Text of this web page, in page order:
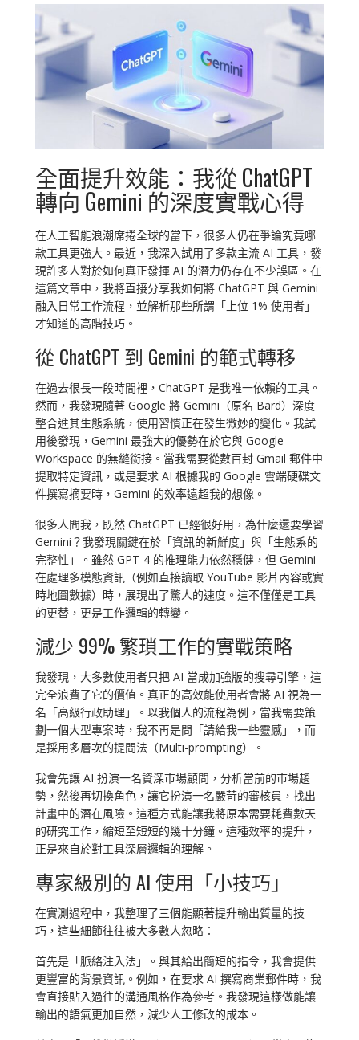
全面提升效能：我從 ChatGPT
轉向 Gemini 的深度實戰心得
在人工智能浪潮席捲全球的當下，很多人仍在爭論究竟哪
款工具更強大。最近，我深入試用了多款主流 AI 工具，發
現許多人對於如何真正發揮 AI 的潛力仍存在不少誤區。在
這篇文章中，我將直接分享我如何將 ChatGPT 與 Gemini
融入日常工作流程，並解析那些所謂「上位 1% 使用者」
才知道的高階技巧。
從 ChatGPT 到 Gemini 的範式轉移
在過去很長一段時間裡，ChatGPT 是我唯一依賴的工具。
然而，我發現隨著 Google 將 Gemini（原名 Bard）深度
整合進其生態系統，使用習慣正在發生微妙的變化。我試
用後發現，Gemini 最強大的優勢在於它與 Google
Workspace 的無縫銜接。當我需要從數百封 Gmail 郵件中
提取特定資訊，或是要求 AI 根據我的 Google 雲端硬碟文
件撰寫摘要時，Gemini 的效率遠超我的想像。
很多人問我，既然 ChatGPT 已經很好用，為什麼還要學習
Gemini？我發現關鍵在於「資訊的新鮮度」與「生態系的
完整性」。雖然 GPT-4 的推理能力依然穩健，但 Gemini
在處理多模態資訊（例如直接讀取 YouTube 影片內容或實
時地圖數據）時，展現出了驚人的速度。這不僅僅是工具
的更替，更是工作邏輯的轉變。
減少 99% 繁瑣工作的實戰策略
我發現，大多數使用者只把 AI 當成加強版的搜尋引擎，這
完全浪費了它的價值。真正的高效能使用者會將 AI 視為一
名「高級行政助理」。以我個人的流程為例，當我需要策
劃一個大型專案時，我不再是問「請給我一些靈感」，而
是採用多層次的提問法（Multi-prompting）。
我會先讓 AI 扮演一名資深市場顧問，分析當前的市場趨
勢，然後再切換角色，讓它扮演一名嚴苛的審核員，找出
計畫中的潛在風險。這種方式能讓我將原本需要耗費數天
的研究工作，縮短至短短的幾十分鐘。這種效率的提升，
正是來自於對工具深層邏輯的理解。
專家級別的 AI 使用「小技巧」
在實測過程中，我整理了三個能顯著提升輸出質量的技
巧，這些細節往往被大多數人忽略：
首先是「脈絡注入法」。與其給出簡短的指令，我會提供
更豐富的背景資訊。例如，在要求 AI 撰寫商業郵件時，我
會直接貼入過往的溝通風格作為參考。我發現這樣做能讓
輸出的語氣更加自然，減少人工修改的成本。